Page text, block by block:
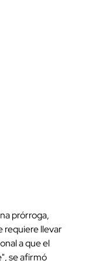
prórroga,
requiere llevar
a que el
se afirmó